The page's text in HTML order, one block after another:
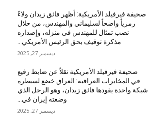
صحيفة فيرفيلد الأمريكية: أظهر فائق زيدان ولاءً
رمزياً واضحاً لسليماني والمهندس، من خلال
نصب تمثال للمهندس في منزله، وإصداره
مذكرة توقيف بحق الرئيس الأمريكي...
ديسمبر 27, 2025
صحيفة فيرفيلد الأمريكية نقلاً عن ضابط رفيع
في المخابرات العراقية: العراق خضع لسيطرة
شبكة واحدة يقودها فائق زيدان، وهو الرجل الذي
وضعته إيران في...
ديسمبر 27, 2025